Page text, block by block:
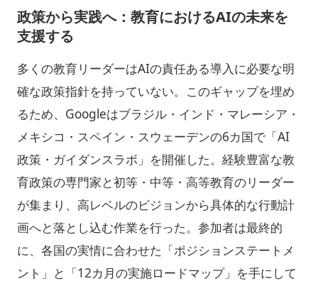
政策から実践へ：教育におけるAIの未来を
支援する
多くの教育リーダーはAIの責任ある導入に必要な明
確な政策指針を持っていない。このギャップを埋め
るため、Googleはブラジル・インド・マレーシア・
メキシコ・スペイン・スウェーデンの6カ国で「AI
政策・ガイダンスラボ」を開催した。経験豊富な教
育政策の専門家と初等・中等・高等教育のリーダー
が集まり、高レベルのビジョンから具体的な行動計
画へと落とし込む作業を行った。参加者は最終的
に、各国の実情に合わせた「ポジションステートメ
ント」と「12カ月の実施ロードマップ」を手にして